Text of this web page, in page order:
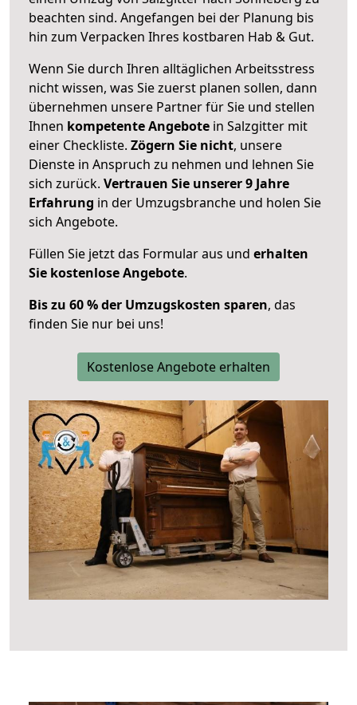
beachten sind. Angefangen bei der Planung bis
hin zum Verpacken Ihres kostbaren Hab & Gut.
Wenn Sie durch Ihren alltäglichen Arbeitsstress
nicht wissen, was Sie zuerst planen sollen, dann
übernehmen unsere Partner für Sie und stellen
Ihnen kompetente Angebote in Salzgitter mit
einer Checkliste. Zögern Sie nicht, unsere
Dienste in Anspruch zu nehmen und lehnen Sie
sich zurück. Vertrauen Sie unserer 9 Jahre
Erfahrung in der Umzugsbranche und holen Sie
sich Angebote.
Füllen Sie jetzt das Formular aus und erhalten
Sie kostenlose Angebote.
Bis zu 60 % der Umzugskosten sparen, das
finden Sie nur bei uns!
Kostenlose Angebote erhalten